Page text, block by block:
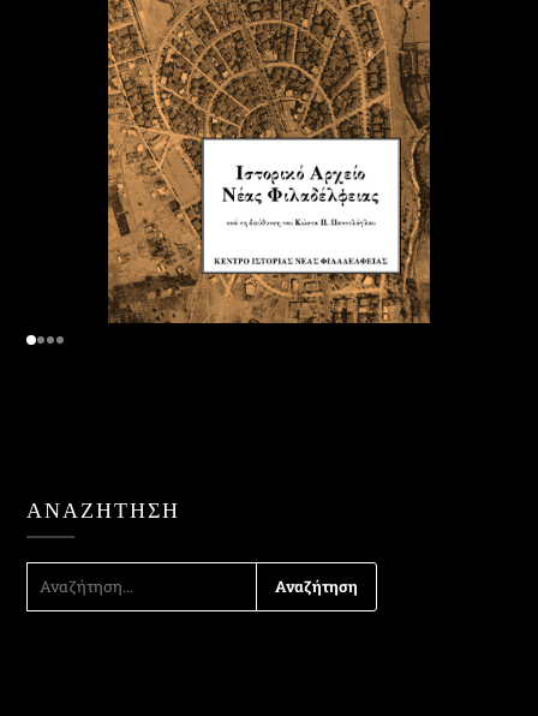
ΑΝΑΖΉΤΗΣΗ
ΑΝΑΖΉΤΗΣΗ
ΓΙΑ: